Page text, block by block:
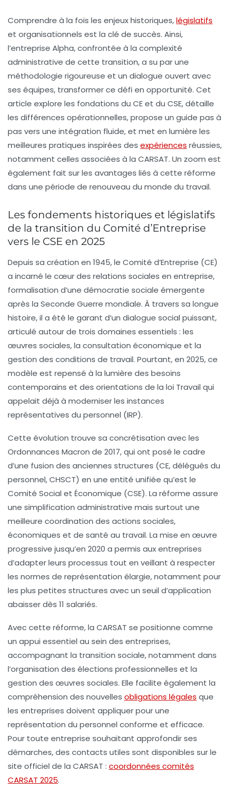
Comprendre à la fois les enjeux historiques,législatifs
et organisationnels est la clé de succès. Ainsi,
l’entreprise Alpha, confrontée à la complexité
administrative de cette transition, a su par une
méthodologie rigoureuse et un dialogue ouvert avec
ses équipes, transformer ce défi en opportunité. Cet
article explore les fondations du CE et du CSE, détaille
les différences opérationnelles, propose un guide pas à
pas vers une intégration fluide, et met en lumière les
meilleures pratiques inspirées des expériences réussies,
notamment celles associées à la CARSAT. Un zoom est
également fait sur les avantages liés à cette réforme
dans une période de renouveau du monde du travail.
Les fondements historiques et législatifs
de la transition du Comité d’Entreprise
vers le CSE en 2025
Depuis sa création en 1945, le Comité d’Entreprise (CE)
a incarné le cœur des relations sociales en entreprise,
formalisation d’une démocratie sociale émergente
après la Seconde Guerre mondiale. À travers sa longue
histoire, il a été le garant d’un dialogue social puissant,
articulé autour de trois domaines essentiels : les
œuvres sociales, la consultation économique et la
gestion des conditions de travail. Pourtant, en 2025, ce
modèle est repensé à la lumière des besoins
contemporains et des orientations de la loi Travail qui
appelait déjà à moderniser les instances
représentatives du personnel (IRP).
Cette évolution trouve sa concrétisation avec les
Ordonnances Macron de 2017, qui ont posé le cadre
d’une fusion des anciennes structures (CE, délégués du
personnel, CHSCT) en une entité unifiée qu’est le
Comité Social et Économique (CSE). La réforme assure
une simplification administrative mais surtout une
meilleure coordination des actions sociales,
économiques et de santé au travail. La mise en œuvre
progressive jusqu’en 2020 a permis aux entreprises
d’adapter leurs processus tout en veillant à respecter
les normes de représentation élargie, notamment pour
les plus petites structures avec un seuil d’application
abaisser dès 11 salariés.
Avec cette réforme, la CARSAT se positionne comme
un appui essentiel au sein des entreprises,
accompagnant la transition sociale, notamment dans
l’organisation des élections professionnelles et la
gestion des œuvres sociales. Elle facilite également la
compréhension des nouvelles obligations légales que
les entreprises doivent appliquer pour une
représentation du personnel conforme et efficace.
Pour toute entreprise souhaitant approfondir ses
démarches, des contacts utiles sont disponibles sur le
site officiel de la CARSAT : coordonnées comités
CARSAT 2025.